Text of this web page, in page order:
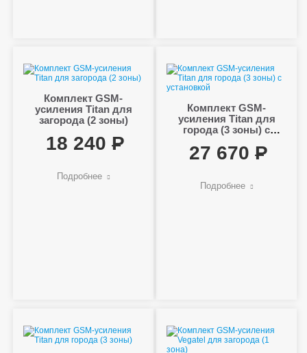
Комплект GSM-
усиления Titan для
загорода (2 зоны)
18 240
Подробнее
Комплект GSM-
усиления Titan для
города (3 зоны) с
27 670
Подробнее